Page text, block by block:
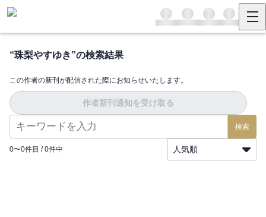
“珠梨やすゆき”の検索結果
この作者の新刊が配信された際にお知らせいたします。
作者新刊通知を受け取る
検索
0〜0件目 / 0件中 人気順